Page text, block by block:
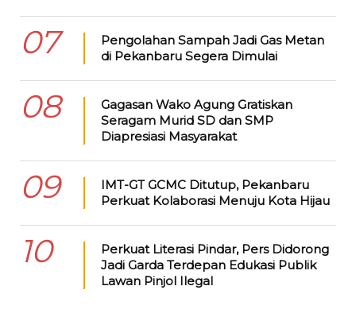
07
Pengolahan Sampah Jadi Gas Metan
di Pekanbaru Segera Dimulai
08
Gagasan Wako Agung Gratiskan
Seragam Murid SD dan SMP
Diapresiasi Masyarakat
09
IMT-GT GCMC Ditutup, Pekanbaru
Perkuat Kolaborasi Menuju Kota Hijau
10
Perkuat Literasi Pindar, Pers Didorong
Jadi Garda Terdepan Edukasi Publik
Lawan Pinjol Ilegal